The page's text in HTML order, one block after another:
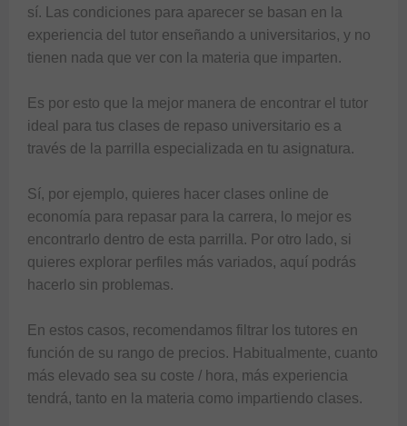
sí. Las condiciones para aparecer se basan en la
experiencia del tutor enseñando a universitarios, y no
tienen nada que ver con la materia que imparten.
Es por esto que la mejor manera de encontrar el tutor
ideal para tus clases de repaso universitario es a
través de la parrilla especializada en tu asignatura.
Sí, por ejemplo, quieres hacer clases online de
economía para repasar para la carrera, lo mejor es
encontrarlo dentro de esta parrilla. Por otro lado, si
quieres explorar perfiles más variados, aquí podrás
hacerlo sin problemas.
En estos casos, recomendamos filtrar los tutores en
función de su rango de precios. Habitualmente, cuanto
más elevado sea su coste / hora, más experiencia
tendrá, tanto en la materia como impartiendo clases.